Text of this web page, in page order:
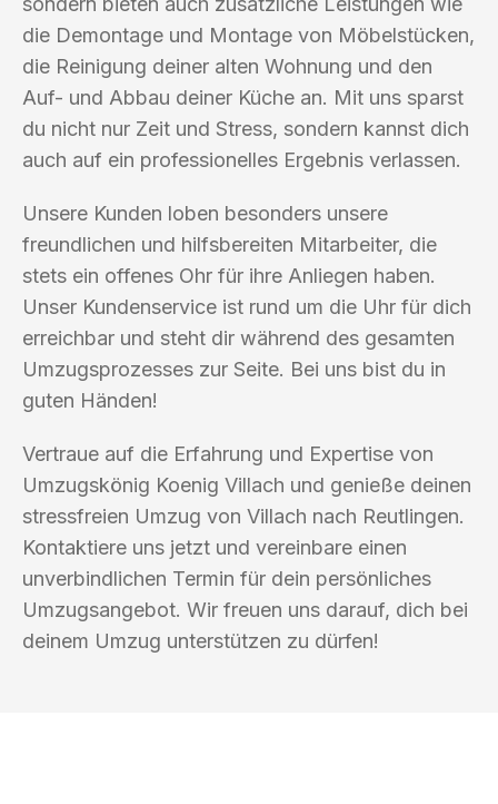
die Demontage und Montage von Möbelstücken,
die Reinigung deiner alten Wohnung und den
Auf- und Abbau deiner Küche an. Mit uns sparst
du nicht nur Zeit und Stress, sondern kannst dich
auch auf ein professionelles Ergebnis verlassen.
Unsere Kunden loben besonders unsere
freundlichen und hilfsbereiten Mitarbeiter, die
stets ein offenes Ohr für ihre Anliegen haben.
Unser Kundenservice ist rund um die Uhr für dich
erreichbar und steht dir während des gesamten
Umzugsprozesses zur Seite. Bei uns bist du in
guten Händen!
Vertraue auf die Erfahrung und Expertise von
Umzugskönig Koenig Villach und genieße deinen
stressfreien Umzug von Villach nach Reutlingen.
Kontaktiere uns jetzt und vereinbare einen
unverbindlichen Termin für dein persönliches
Umzugsangebot. Wir freuen uns darauf, dich bei
deinem Umzug unterstützen zu dürfen!